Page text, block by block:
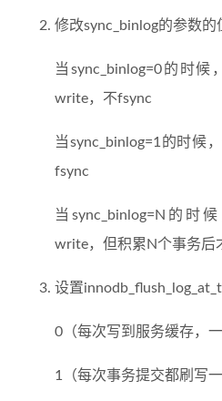
修改sync_binlog的参数的
当sync_binlog=0的时
write，不fsync
当sync_binlog=1的时候
fsync
当sync_binlog=N的时
write，但积累N个事务后
设置
0（每次写到服务缓存，
1（每次事务提交都刷写一